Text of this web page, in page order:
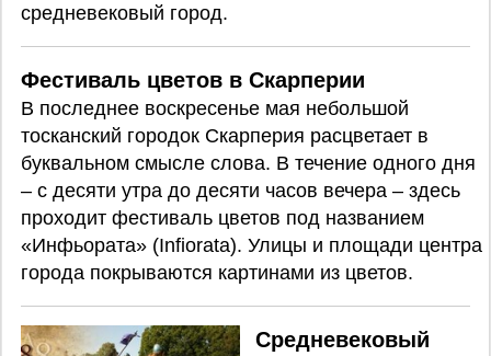
средневековый город.
Фестиваль цветов в Скарперии
В последнее воскресенье мая небольшой
тосканский городок Скарперия расцветает в
буквальном смысле слова. В течение одного дня
– с десяти утра до десяти часов вечера – здесь
проходит фестиваль цветов под названием
«Инфьората» (Infiorata). Улицы и площади центра
города покрываются картинами из цветов.
Средневековый